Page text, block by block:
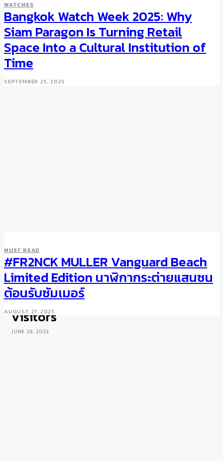
WATCHES
Patek Philippe Watch Art
Grand Exhibition 2023 in
Tokyo Attracted 60,000
Visitors
JUNE 28, 2023
WATCHES
Bangkok Watch Week 2025: Why
Siam Paragon Is Turning Retail
Space Into a Cultural Institution of
Time
SEPTEMBER 25, 2025
MUST READ
#FR2NCK MULLER Vanguard Beach
Limited Edition นาฬิกากระต่ายแสนซน
ต้อนรับซัมเมอร์
AUGUST 27, 2025